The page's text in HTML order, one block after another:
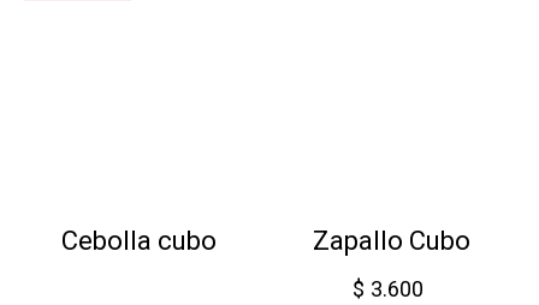
Cebolla cubo Zapallo Cubo
$ 3.600